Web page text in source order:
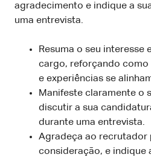
agradecimento e indique a
uma entrevista.
Resuma o seu interesse
cargo, reforçando como
e experiências se
Manifeste claramente o
discutir a sua
durante uma entrevista.
Agradeça ao recrutador
consideração, e indique